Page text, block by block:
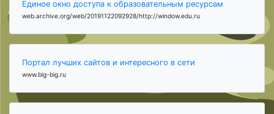
Единое окно доступа к образовательным ресурсам
web.archive.org/web/20191122092928/http://window.edu.ru
Портал лучших сайтов и интересного в сети
www.big-big.ru